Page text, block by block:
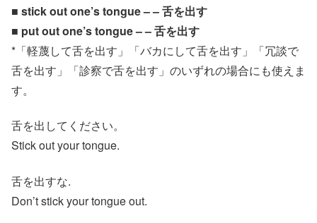
■ stick out one’s tongue – – 舌を出す
■ put out one’s tongue – – 舌を出す
*「軽蔑して舌を出す」「バカにして舌を出す」「冗談で
舌を出す」「診察で舌を出す」のいずれの場合にも使えま
す。
舌を出してください。
Stick out your tongue.
舌を出すな.
Don’t stick your tongue out.